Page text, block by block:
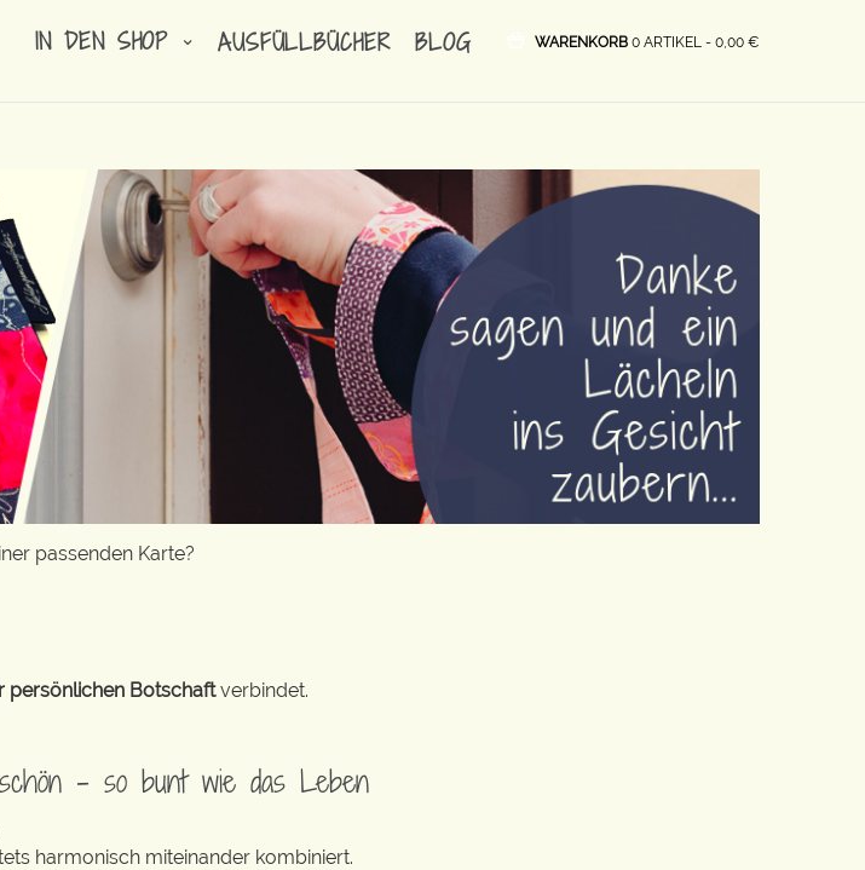
IN DEN SHOP AUSFÜLLBÜCHER BLOG WARENKORB 0 ARTIKEL - 0,00 €
passenden Karte?
persönlichen Botschaftverbindet.
– so bunt wie das Leben
harmonisch miteinander kombiniert.